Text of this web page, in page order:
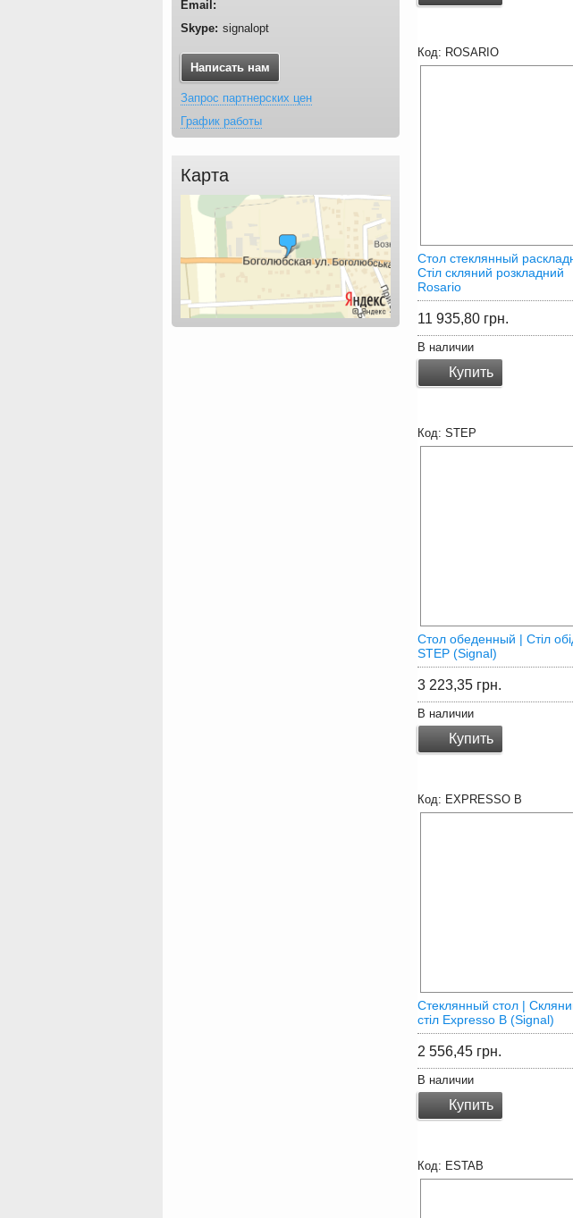
signalopt
Написать нам
Запрос партнерских цен
График работы
Карта
ROSARIO
Стол стеклянный
Стіл скляний розкладний
Rosario
11 935,80 грн.
В наличии
Купить
STEP
Стол обеденный | Cтіл
STEP (Signal)
3 223,35 грн.
В наличии
Купить
EXPRESSO B
Стеклянный стол |
стіл Expresso B (Signal)
2 556,45 грн.
В наличии
Купить
ESTAB